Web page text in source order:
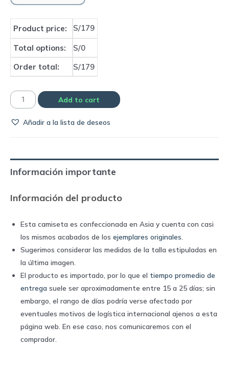
Product price: S/179
Total options:
S/0
Order total:
S/179
Camiseta
2011
Nike
quantity
Add to cart
Añadir a la lista de deseos
Información importante
Información del producto
Esta camiseta es confeccionada en Asia y cuenta con casi
los mismos acabados de los ejemplares originales.
Sugerimos considerar las medidas de la talla estipuladas en
la última imagen.
El producto es importado, por lo que el tiempo promedio de
entrega suele ser aproximadamente entre 15 a 25 días; sin
embargo, el rango de días podría verse afectado por
eventuales motivos de logística internacional ajenos a esta
página web. En ese caso, nos comunicaremos con el
comprador.